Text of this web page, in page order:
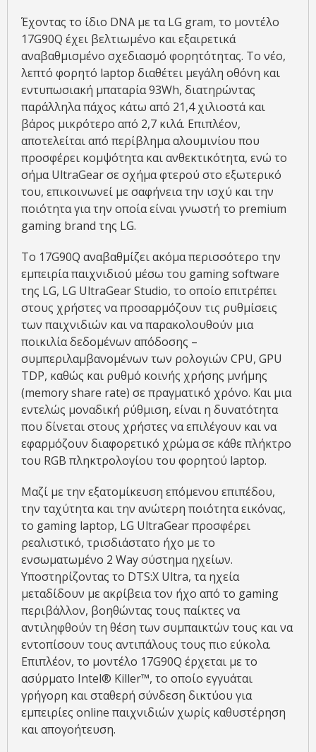
Έχοντας το ίδιο DNA με τα LG gram, το μοντέλο
17G90Q έχει βελτιωμένο και εξαιρετικά
αναβαθμισμένο σχεδιασμό φορητότητας. To νέο,
λεπτό φορητό laptop διαθέτει μεγάλη οθόνη και
εντυπωσιακή μπαταρία 93Wh, διατηρώντας
παράλληλα πάχος κάτω από 21,4 χιλιοστά και
βάρος μικρότερο από 2,7 κιλά. Επιπλέον,
αποτελείται από περίβλημα αλουμινίου που
προσφέρει κομψότητα και ανθεκτικότητα, ενώ το
σήμα UltraGear σε σχήμα φτερού στο εξωτερικό
του, επικοινωνεί με σαφήνεια την ισχύ και την
ποιότητα για την οποία είναι γνωστή το premium
gaming brand της LG.
Το 17G90Q αναβαθμίζει ακόμα περισσότερο την
εμπειρία παιχνιδιού μέσω του gaming software
της LG, LG UltraGear Studio, το οποίο επιτρέπει
στους χρήστες να προσαρμόζουν τις ρυθμίσεις
των παιχνιδιών και να παρακολουθούν μια
ποικιλία δεδομένων απόδοσης –
συμπεριλαμβανομένων των ρολογιών CPU, GPU
TDP, καθώς και ρυθμό κοινής χρήσης μνήμης
(memory share rate) σε πραγματικό χρόνο. Και μια
εντελώς μοναδική ρύθμιση, είναι η δυνατότητα
που δίνεται στους χρήστες να επιλέγουν και να
εφαρμόζουν διαφορετικό χρώμα σε κάθε πλήκτρο
του RGB πληκτρολογίου του φορητού laptop.
Μαζί με την εξατομίκευση επόμενου επιπέδου,
την ταχύτητα και την ανώτερη ποιότητα εικόνας,
το gaming laptop, LG UltraGear προσφέρει
ρεαλιστικό, τρισδιάστατο ήχο με το
ενσωματωμένο 2 Way σύστημα ηχείων.
Υποστηρίζοντας το DTS:X Ultra, τα ηχεία
μεταδίδουν με ακρίβεια τον ήχο από το gaming
περιβάλλον, βοηθώντας τους παίκτες να
αντιληφθούν τη θέση των συμπαικτών τους και να
εντοπίσουν τους αντιπάλους τους πιο εύκολα.
Επιπλέον, το μοντέλο 17G90Q έρχεται με το
ασύρματο Intel® Killer™, το οποίο εγγυάται
γρήγορη και σταθερή σύνδεση δικτύου για
εμπειρίες online παιχνιδιών χωρίς καθυστέρηση
και απογοήτευση.